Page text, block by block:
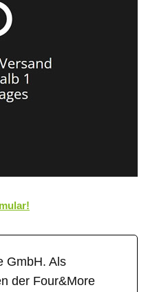
GmbH. Als
der Four&More